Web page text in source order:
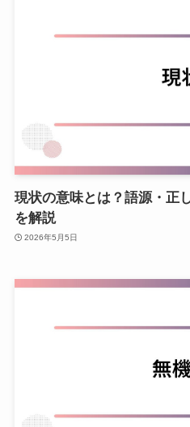
現状の意味とは？語源・正
を解説
2026年5月5日